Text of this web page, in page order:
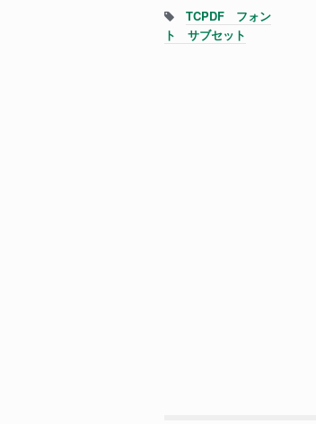
Tags:
TCPDF フォン
ト サブセット